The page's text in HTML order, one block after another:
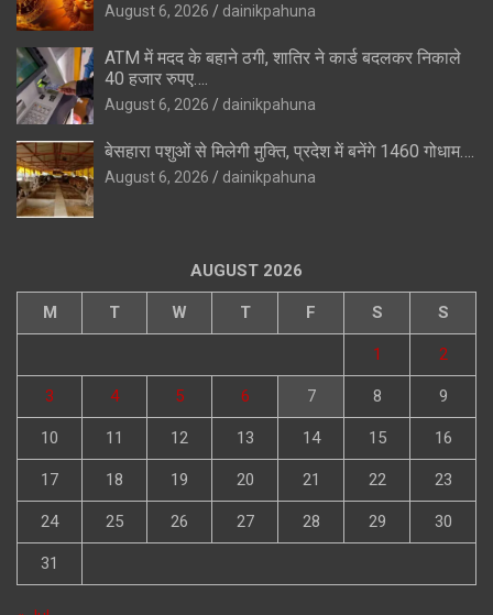
August 6, 2026 dainikpahuna
ATM में मदद के बहाने ठगी, शातिर ने कार्ड बदलकर निकाले
40 हजार रुपए….
August 6, 2026 dainikpahuna
बेसहारा पशुओं से मिलेगी मुक्ति, प्रदेश में बनेंगे 1460 गोधाम….
August 6, 2026 dainikpahuna
AUGUST 2026
M T W T F S S
1 2
3 4 5 6 7 8 9
10 11 12 13 14 15 16
17 18 19 20 21 22 23
24 25 26 27 28 29 30
31